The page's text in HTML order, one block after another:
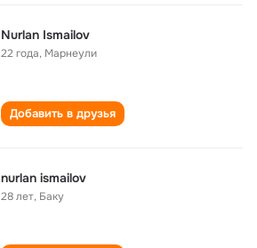
Nurlan Ismailov
22 года, Марнеули
Добавить в друзья
nurlan ismailov
28 лет, Баку